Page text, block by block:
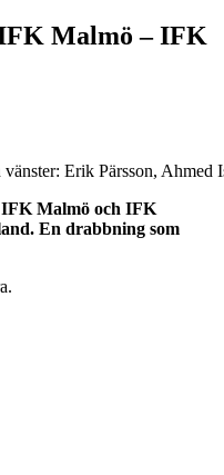
Malmö – IFK
Erik Pärsson,
Malmö och IFK
En drabbning som